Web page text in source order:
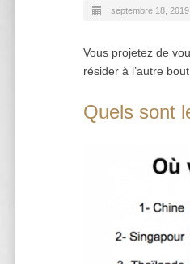
septembre 18, 2019
Vous projetez de
résider à l’autre
Quels sont